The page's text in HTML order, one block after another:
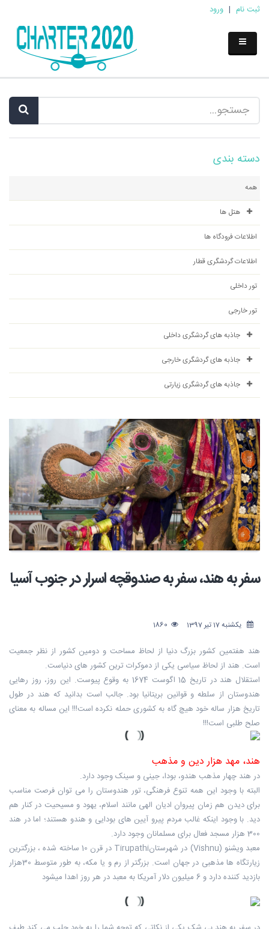
ثبت نام | ورود
دسته بندی
همه
هتل ها
اطلاعات فرودگاه ها
اطلاعات گردشگری قطار
تور داخلی
تور خارجی
جاذبه های گردشگری داخلی
جاذبه های گردشگری خارجی
جاذبه های گردشگری زیارتی
سفر به هند، سفر به صندوقچه اسرار در جنوب آسیا
یکشنبه 17 تیر 1397
هند هفتمین کشور بزرگ دنیا از لحاظ مساحت و دومین کشور از نظر جمعیت
است. هند از لحاظ سیاسی یکی از دموکرات ترین کشور های دنیاست.
استقلال هند در تاریخ 15 اگوست 1674 به وقوع پیوست. این روز، روز رهایی
هندوستان از سلطه و قوانین بریتانیا بود. جالب است بدانید که هند در طول
تاریخ هزار ساله خود هیچ گاه به کشوری حمله نکرده است!!! این مساله به معنای
صلح طلبی است!!!
هند، مهد هزار دین و مذهب
در هند چهار مذهب هندو، بودا، جینی و سینک وجود دارد.
البته با وجود این همه تنوع فرهنگی، تور هندوستان را می توان فرصت مناسب
برای دیدن هم زمان پیروان ادیان الهی مانند اسلام، یهود و مسیحیت در کنار هم
دید. با وجود اینکه غالب مردم پیرو آیین های بودایی و هندو هستند؛ اما در هند
300 هزار مسجد فعال برای مسلمانان وجود دارد.
معبد ویشنو (Vishnu) در شهرستانTirupathi در قرن 10 ساخته شده ، بزرگترین
زیارتگاه ها مذهبی در جهان است. بزرگتر از رم و یا مکه، به طور متوسط 30هزار
بازدید کننده دارد و 6 میلیون دلار آمریکا به معبد در هر روز اهدا میشود